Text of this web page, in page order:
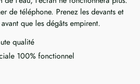
de téléphone. Prenez les devants et
que les dégâts empirent.
qualité
100% fonctionnel